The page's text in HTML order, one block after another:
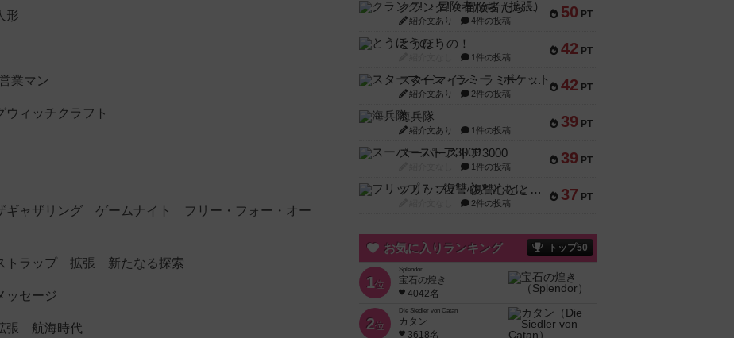
形
業マン
ウィッチクラフト
ギャザリング ゲームナイト フリー・フォー・オー
トラップ 拡張 新たなる探索
ッセージ
張 航海時代
50 PT
クランク! ：冒険者たち（拡張）
紹介文あり 4件の投稿
42 PT
とうほうの！
1件の投稿
42 PT
スターマイン・ラミー ポケット
紹介文あり 2件の投稿
39 PT
海兵隊
紹介文あり 1件の投稿
39 PT
スーパーストア3000
1件の投稿
37 PT
フリップ７：復讐心とともに
2件の投稿
お気に入りランキング トップ50
1位
Splendor
宝石の煌き
4042名
2位
Die Siedler von Catan
カタン
3618名